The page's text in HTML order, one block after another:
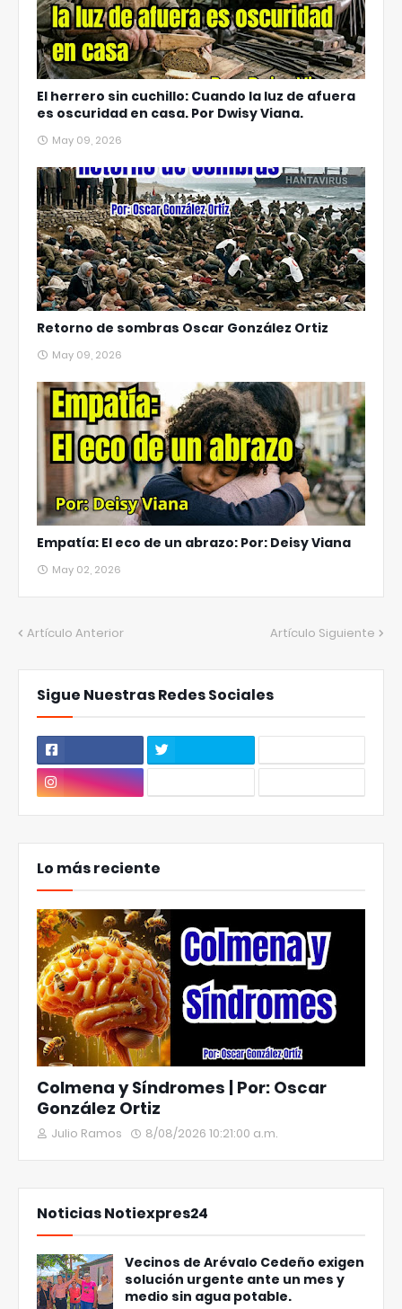
El herrero sin cuchillo: Cuando la luz de afuera
es oscuridad en casa. Por Dwisy Viana.
May 09, 2026
Retorno de sombras Oscar González Ortiz
May 09, 2026
Empatía: El eco de un abrazo: Por: Deisy Viana
May 02, 2026
Artículo Anterior Artículo Siguiente
Sigue Nuestras Redes Sociales
Lo más reciente
Colmena y Síndromes | Por: Oscar
González Ortiz
Julio Ramos 8/08/2026 10:21:00 a.m.
Noticias Notiexpres24
Vecinos de Arévalo Cedeño exigen
solución urgente ante un mes y
medio sin agua potable.